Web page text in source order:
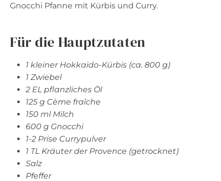
Gnocchi Pfanne mit Kürbis und Curry.
Für die Hauptzutaten
1 kleiner Hokkaido-Kürbis (ca. 800 g)
1 Zwiebel
2 EL pflanzliches Öl
125 g Cème fraîche
150 ml Milch
600 g Gnocchi
1-2 Prise Currypulver
1 TL Kräuter der Provence (getrocknet)
Salz
Pfeffer